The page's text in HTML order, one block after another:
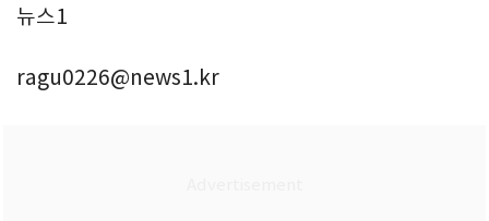
뉴스1
ragu0226@news1.kr